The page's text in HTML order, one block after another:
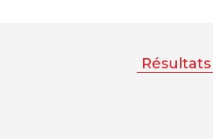
Résultats